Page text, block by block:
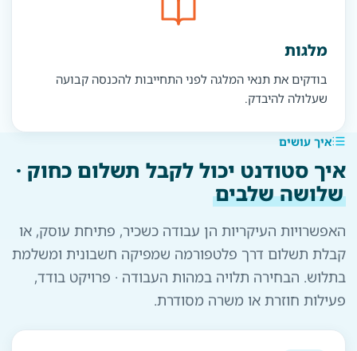
מלגות
בודקים את תנאי המלגה לפני התחייבות להכנסה קבועה
שעלולה להיבדק.
איך עושים
איך סטודנט יכול לקבל תשלום כחוק ·
שלושה שלבים
האפשרויות העיקריות הן עבודה כשכיר, פתיחת עוסק, או
קבלת תשלום דרך פלטפורמה שמפיקה חשבונית ומשלמת
בתלוש. הבחירה תלויה במהות העבודה · פרויקט בודד,
פעילות חוזרת או משרה מסודרת.